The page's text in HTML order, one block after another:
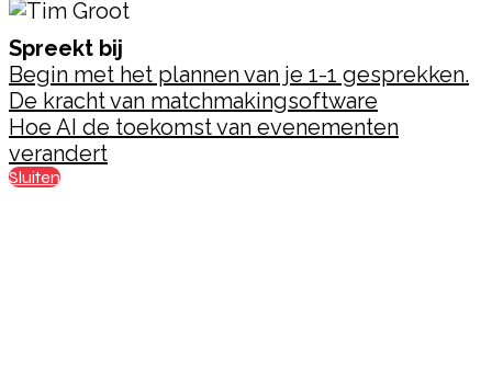
Spreekt bij
Begin met het plannen van je 1-1 gesprekken.
De kracht van matchmakingsoftware
Hoe AI de toekomst van evenementen
verandert
Sluiten